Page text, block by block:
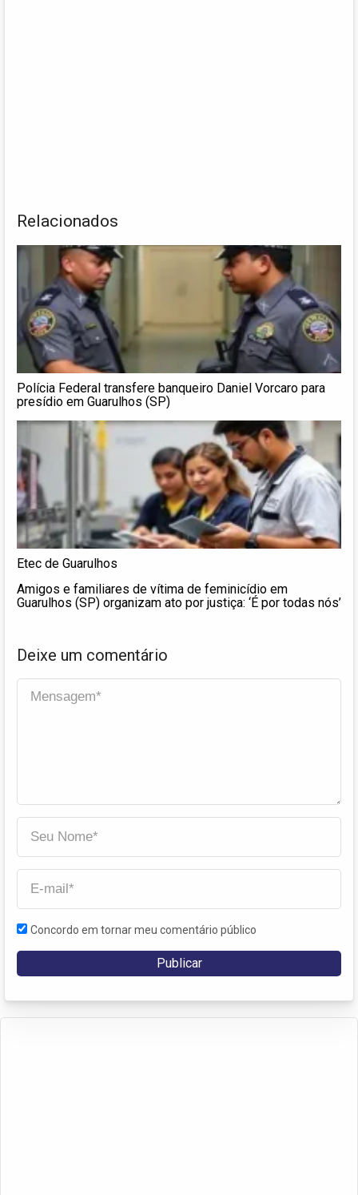
Relacionados
Polícia Federal transfere banqueiro Daniel Vorcaro para
presídio em Guarulhos (SP)
Etec de Guarulhos
Amigos e familiares de vítima de feminicídio em
Guarulhos (SP) organizam ato por justiça: ‘É por todas nós’
Deixe um comentário
Concordo em tornar meu comentário público